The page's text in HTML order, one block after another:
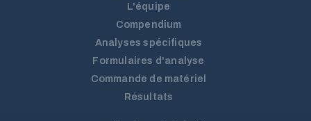
L'équipe
Compendium
Analyses spécifiques
Formulaires d'analyse
Commande de matériel
Résultats